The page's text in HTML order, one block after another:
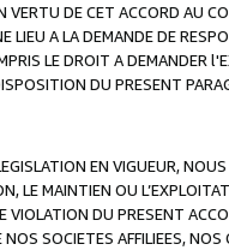
DE CET ACCORD AU
LIEU A LA DEMANDE DE
LE DROIT A DEMANDER
DU PRESENT
EN VIGUEUR,
LE MAINTIEN OU
VIOLATION DU PRESENT
SOCIETES AFFILIEES,